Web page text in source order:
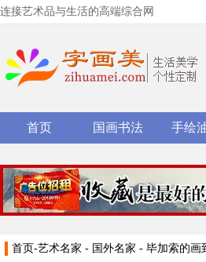
连接艺术品与生活的高端综合网
首页 国画书法 手绘
首页-艺术名家 - 国外名家 - 毕加索的画